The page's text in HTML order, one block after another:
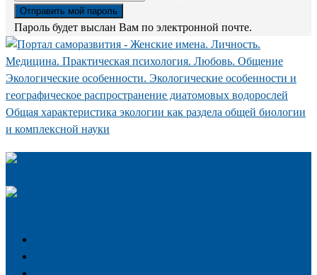
Пароль будет выслан Вам по электронной почте.
Экологические особенности. Экологические особенности и
географическое распространение диатомовых водорослей
Общая характеристика экологии как раздела общей биологии
и комплексной науки